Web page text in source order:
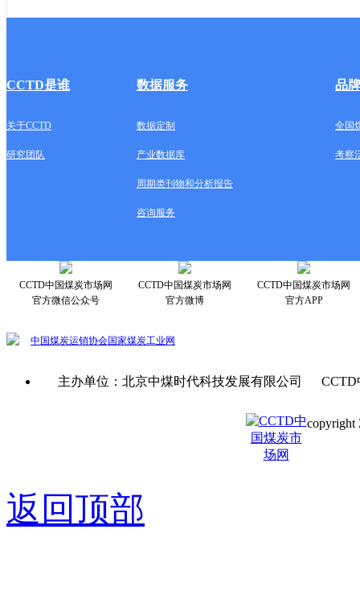
CCTD是谁 数据服务 品
关于CCTD 数据定制 全国
研究团队 产业数据库 考察
周期类刊物和分析报告
咨询服务
CCTD中国煤炭市场网
官方微信公众号
CCTD中国煤炭市场网
官方微博
CCTD中国煤炭市场网
官方APP
中国煤炭运销协会国家煤炭工业网
主办单位：北京中煤时代科技发展有限公司
copyright
返回顶部